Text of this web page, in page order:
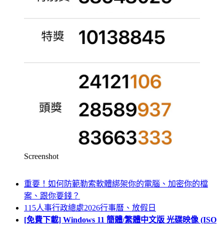
Screenshot
重要！如何防範勒索軟體綁架你的電腦、加密你的檔
案、跟你要錢？
115人事行政總處2026行事曆、放假日
[免費下載] Windows 11 簡體/繁體中文版 光碟映像 (ISO